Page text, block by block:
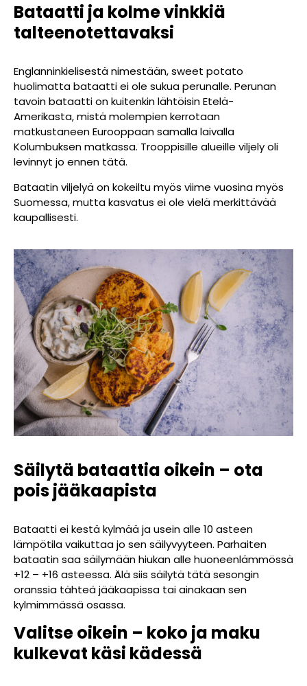
Bataatti ja kolme vinkkiä
talteenotettavaksi
Englanninkielisestä nimestään, sweet potato
huolimatta bataatti ei ole sukua perunalle. Perunan
tavoin bataatti on kuitenkin lähtöisin Etelä-
Amerikasta, mistä molempien kerrotaan
matkustaneen Eurooppaan samalla laivalla
Kolumbuksen matkassa. Trooppisille alueille viljely oli
levinnyt jo ennen tätä.
Bataatin viljelyä on kokeiltu myös viime vuosina myös
Suomessa, mutta kasvatus ei ole vielä merkittävää
kaupallisesti.
Säilytä bataattia oikein – ota
pois jääkaapista
Bataatti ei kestä kylmää ja usein alle 10 asteen
lämpötila vaikuttaa jo sen säilyvyyteen. Parhaiten
bataatin saa säilymään hiukan alle huoneenlämmössä
+12 – +16 asteessa. Älä siis säilytä tätä sesongin
oranssia tähteä jääkaapissa tai ainakaan sen
kylmimmässä osassa.
Valitse oikein – koko ja maku
kulkevat käsi kädessä